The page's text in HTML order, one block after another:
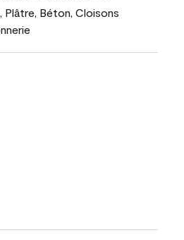
Plâtre, Béton, Cloisons